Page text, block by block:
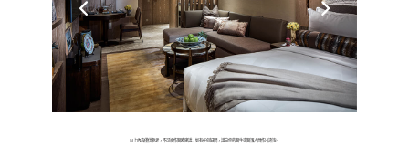
以上內容僅供參考，不可視作醫療建議，如有任何疑問，請向您的醫生或醫護人員作出諮詢。